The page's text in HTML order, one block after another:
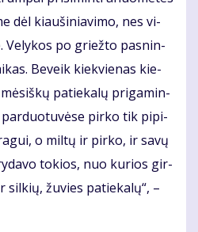
dėl kiau­ši­nia­vi­mo, nes vi­
Ve­ly­kos po griež­to pas­nin­
Be­veik kiek­vie­nas kie­
pa­tie­ka­lų pri­ga­min­
par­duo­tu­vė­se pir­ko tik pi­pi­
o mil­tų ir pir­ko, ir sa­vų
to­kios, nuo ku­rios gir­
sil­kių, žu­vies pa­tie­ka­lų“, –